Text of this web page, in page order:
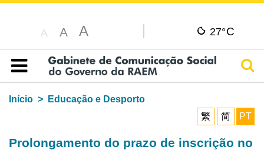
A A A 27°C
Índice
Início
Educação e Desporto
繁
简 PT
Prolongamento do prazo de inscrição no